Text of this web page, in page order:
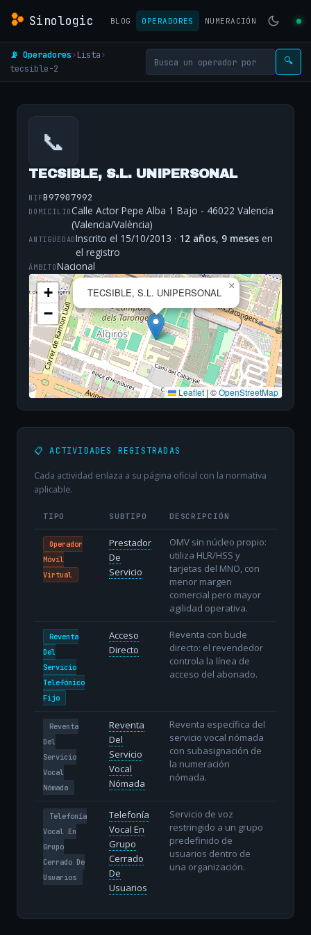
Sinologic BLOG OPERADORES NUMERACIÓN
📡 Operadores› Lista›
tecsible-2
🔍
📞
TECSIBLE, S.L. UNIPERSONAL
NIFB97907992
DOMICILIOCalle Actor Pepe Alba 1 Bajo - 46022 Valencia
(Valencia/València)
ANTIGÜEDADInscrito el 15/10/2013 · 12 años, 9 meses en
el registro
ÁMBITONacional
TECSIBLE, S.L. UNIPERSONAL
×
+
−
Leaflet | ©OpenStreetMap
📋 ACTIVIDADES REGISTRADAS
Cada actividad enlaza a su página oficial con la normativa
aplicable.
TIPO SUBTIPO DESCRIPCIÓN
Operador
Móvil
Virtual
Prestador
De
Servicio
OMV sin núcleo propio:
utiliza HLR/HSS y
tarjetas del MNO, con
menor margen
comercial pero mayor
agilidad operativa.
Reventa
Del
Servicio
Telefónico
Fijo
Acceso
Directo
Reventa con bucle
directo: el revendedor
controla la línea de
acceso del abonado.
Reventa
Del
Servicio
Vocal
Nómada
Reventa
Del
Servicio
Vocal
Nómada
Reventa específica del
servicio vocal nómada
con subasignación de
la numeración
nómada.
Telefonía
Vocal En
Grupo
Cerrado De
Usuarios
Telefonía
Vocal En
Grupo
Cerrado
De
Usuarios
Servicio de voz
restringido a un grupo
predefinido de
usuarios dentro de
una organización.